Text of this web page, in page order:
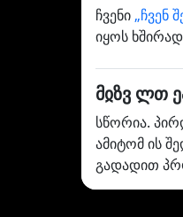
ჩვენი „ჩვენ
იყოს
მჲზვ ლთ
სწორია.
ამიტომ ის
გადადით